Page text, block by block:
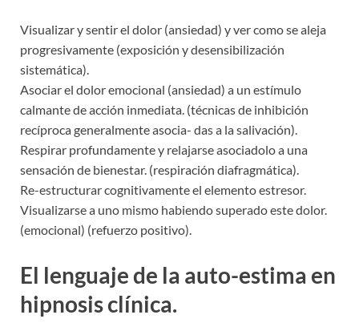
Visualizar y sentir el dolor (ansiedad) y ver como se aleja
progresivamente (exposición y desensibilización
sistemática).
Asociar el dolor emocional (ansiedad) a un estímulo
calmante de acción inmediata. (técnicas de inhibición
recíproca generalmente asocia- das a la salivación).
Respirar profundamente y relajarse asociadolo a una
sensación de bienestar. (respiración diafragmática).
Re-estructurar cognitivamente el elemento estresor.
Visualizarse a uno mismo habiendo superado este dolor.
(emocional) (refuerzo positivo).
El lenguaje de la auto-estima en
hipnosis clínica.